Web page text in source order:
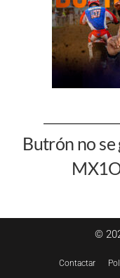
Butrón no se
©
Contactar